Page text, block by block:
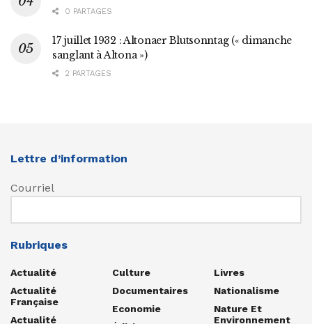
0 PARTAGES
17 juillet 1932 : Altonaer Blutsonntag (« dimanche
sanglant à Altona »)
2 PARTAGES
Lettre d’information
Courriel
Rubriques
Actualité
Actualité
Française
Actualité
Culture
Documentaires
Economie
Livres
Nationalisme
Nature Et
Environnement